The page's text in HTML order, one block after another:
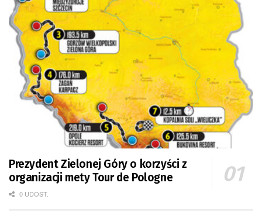
Prezydent Zielonej Góry o korzyści z
organizacji mety Tour de Pologne
0 UDOST.